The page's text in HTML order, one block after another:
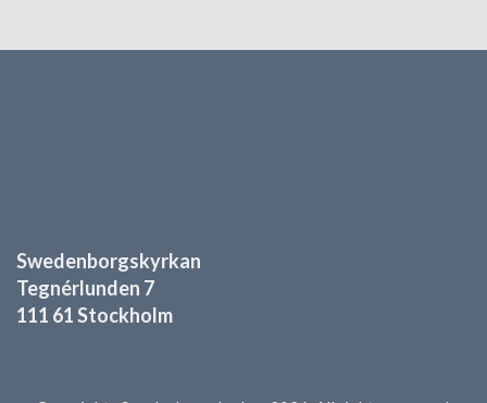
Swedenborgskyrkan
Tegnérlunden 7
111 61 Stockholm